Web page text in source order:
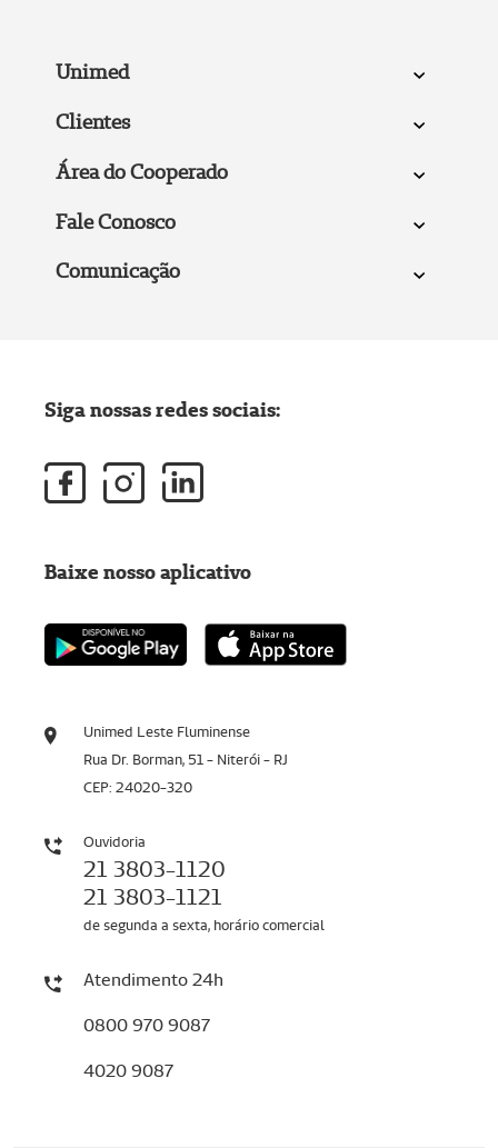
Unimed
Clientes
Área do Cooperado
Fale Conosco
Comunicação
Unimed Leste Fluminense
Rua Dr. Borman, 51 - Niterói - RJ
CEP: 24020-320
Ouvidoria
21 3803-1120
21 3803-1121
de segunda a sexta, horário comercial
Atendimento 24h
0800 970 9087
4020 9087
Siga nossas redes sociais:
Baixe nosso aplicativo